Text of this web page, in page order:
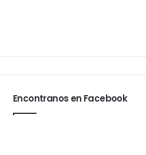
Encontranos en Facebook